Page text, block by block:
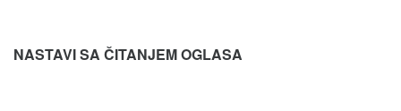
NASTAVI SA ČITANJEM OGLASA